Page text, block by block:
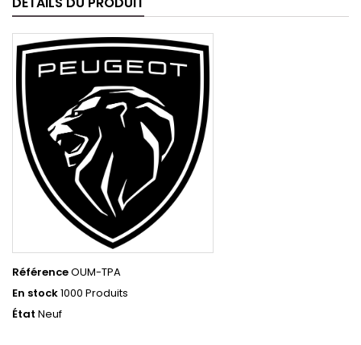
RéférenceOUM-TPA
En stock1000 Produits
État Neuf